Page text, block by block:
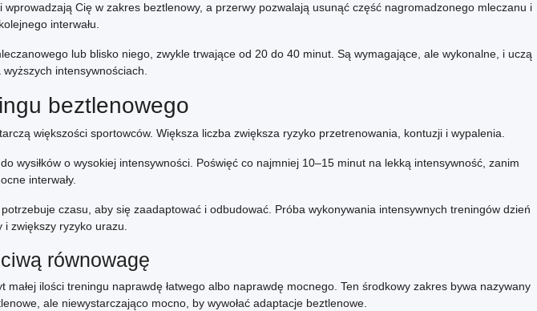
Cię w zakres beztlenowy, a przerwy pozwalają usunąć część nagromadzonego mleczanu i
interwału.
lub blisko niego, zwykle trwające od 20 do 40 minut. Są wymagające, ale wykonalne, i uczą
intensywnościach.
beztlenowego
większości sportowców. Większa liczba zwiększa ryzyko przetrenowania, kontuzji i wypalenia.
o wysokiej intensywności. Poświęć co najmniej 10–15 minut na lekką intensywność, zanim
interwały.
czasu, aby się zaadaptować i odbudować. Próba wykonywania intensywnych treningów dzień
zwiększy ryzyko urazu.
równowagę
ilości treningu naprawdę łatwego albo naprawdę mocnego. Ten środkowy zakres bywa nazywany
ale niewystarczająco mocno, by wywołać adaptacje beztlenowe.